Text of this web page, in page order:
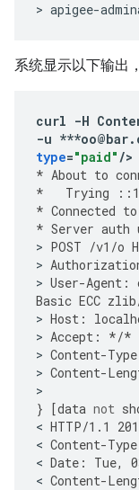
> apigee-
系统显示以下输出
curl -H
-u ***oo@bar.
type="paid"/
* About to
*
Trying :: 1
* Connected to
* Server auth
> POST /v1 /o
>
> User-Agent :
Basic ECC zlib
> Host :
> Accept :
*/*
> Content-Type
> Content-
} [data not
< HTTP/1.1 201
< Content-Type
< Date : Tue,
< Content-